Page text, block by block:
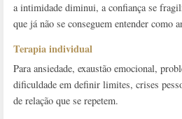
a intimidade diminui, a confiança se
que já não se conseguem entender como
Terapia individual
Para ansiedade, exaustão emocional,
dificuldade em definir limites, crises
de relação que se repetem.